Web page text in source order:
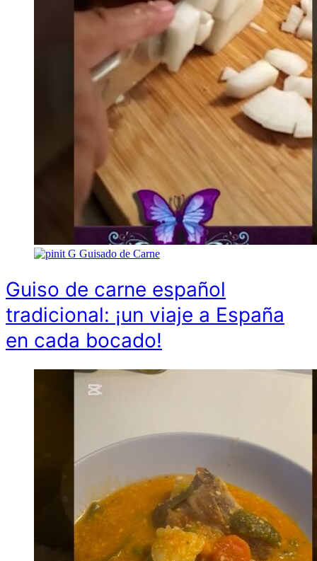
G Guisado de Carne
Guiso de carne español
tradicional: ¡un viaje a España
en cada bocado!